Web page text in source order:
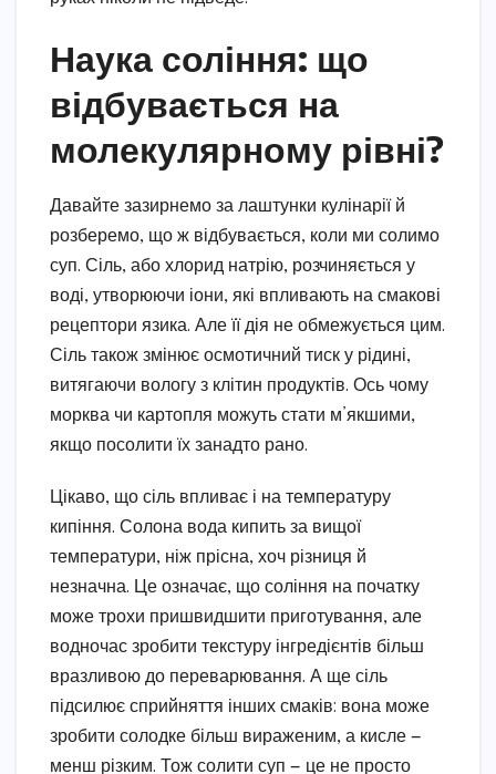
Наука соління: що
відбувається на
молекулярному рівні?
Давайте зазирнемо за лаштунки кулінарії й
розберемо, що ж відбувається, коли ми солимо
суп. Сіль, або хлорид натрію, розчиняється у
воді, утворюючи іони, які впливають на смакові
рецептори язика. Але її дія не обмежується цим.
Сіль також змінює осмотичний тиск у рідині,
витягаючи вологу з клітин продуктів. Ось чому
морква чи картопля можуть стати м’якшими,
якщо посолити їх занадто рано.
Цікаво, що сіль впливає і на температуру
кипіння. Солона вода кипить за вищої
температури, ніж прісна, хоч різниця й
незначна. Це означає, що соління на початку
може трохи пришвидшити приготування, але
водночас зробити текстуру інгредієнтів більш
вразливою до переварювання. А ще сіль
підсилює сприйняття інших смаків: вона може
зробити солодке більш вираженим, а кисле —
менш різким. Тож солити суп — це не просто